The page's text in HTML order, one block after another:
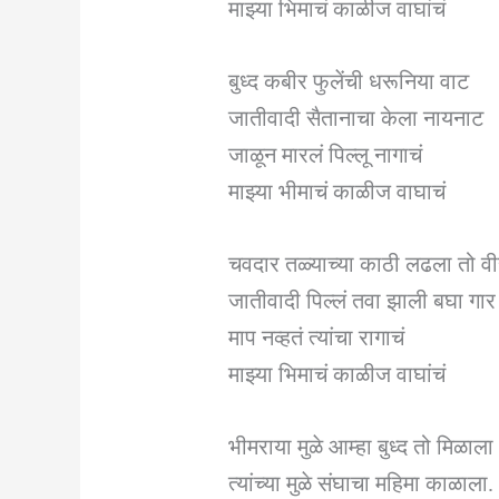
माझ्या भिमाचं काळीज वाघांचं
बुध्द कबीर फुलेंची धरूनिया वाट
जातीवादी सैतानाचा केला नायनाट
जाळून मारलं पिल्लू नागाचं
माझ्या भीमाचं काळीज वाघाचं
चवदार तळ्याच्या काठी लढला तो
जातीवादी पिल्लं तवा झाली बघा गार
माप नव्हतं त्यांचा रागाचं
माझ्या भिमाचं काळीज वाघांचं
भीमराया मुळे आम्हा बुध्द तो मिळाला
त्यांच्या मुळे संघाचा महिमा काळाला.